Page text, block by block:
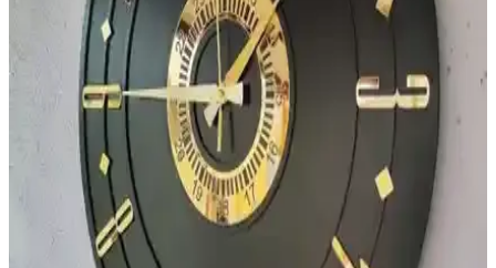
Dekoratif ve Dayanıklı Duvar Saati Yapımı
Mutlu Duvarlar'ın büyük saat mekanizması, dayanıklı ve estetik
tasarımıyla büyük duvar saatleri yapmanızı sağlar, montaj ve
kullanım kolaylığı sunar.
Asse Duvar Saatleri Karşılaştırması: Modern ve
Dekoratif Seçenekler
İki farklı Asse duvar saati modelinin özellikleri, kullanıcı yorumları
ve karşılaştırmasıyla, eviniz için en uygun modern ve dekoratif saat
seçimini yapın.